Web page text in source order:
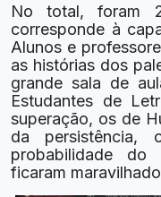
No total, foram
corresponde à
Alunos e
as histórias dos
grande sala de
Estudantes de
superação, os de
da persistência,
probabilidade
ficaram